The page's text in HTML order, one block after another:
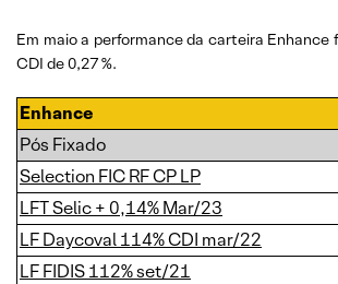
Em maio a performance da carteira Enhance
CDI de 0,27 %.
Enhance
Pós Fixado
Selection FIC RF CP LP
LFT Selic + 0,14% Mar/23
LF Daycoval 114% CDI mar/22
LF FIDIS 112% set/21